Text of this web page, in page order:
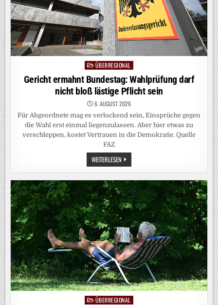
Posted
in
ÜBERREGIONAL
Gericht ermahnt Bundestag: Wahlprüfung darf
nicht bloß lästige Pflicht sein
6. AUGUST 2026
Für Abgeordnete mag es verlockend sein, Einsprüche gegen
die Wahl erst einmal liegenzulassen. Aber hier etwas zu
verschleppen, kostet Vertrauen in die Demokratie. Quelle
FAZ
WEITERLESEN GERICHT
ERMAHNT
BUNDESTAG:
WAHLPRÜFUNG
DARF
NICHT
BLOSS L
ÄSTIGE P
FLICHT S
EIN
PostedÜBERREGIONAL